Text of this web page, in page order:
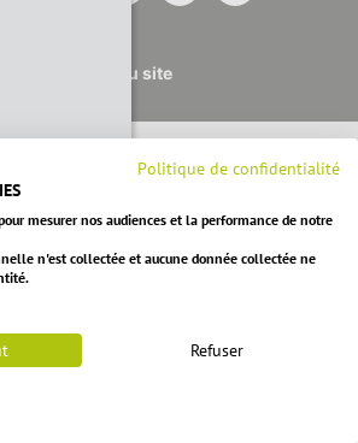
Plan du site
Politique de confidentialité
mesurer nos audiences et la performance de notre
n'est collectée et aucune donnée collectée ne
Refuser